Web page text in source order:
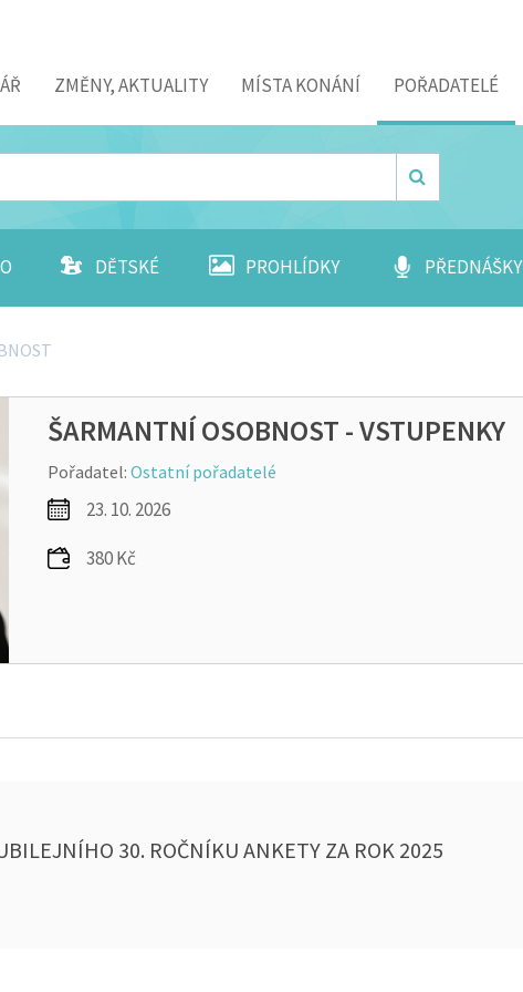
ZMĚNY, AKTUALITY MÍSTA KONÁNÍ POŘADATELÉ
DĚTSKÉ PROHLÍDKY PŘEDNÁŠKY
ŠARMANTNÍ OSOBNOST - VSTUPENKY
Pořadatel:Ostatní pořadatelé
23. 10. 2026
380 Kč
30. ROČNÍKU ANKETY ZA ROK 2025